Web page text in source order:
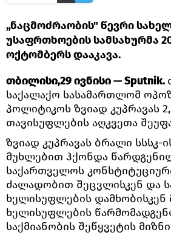
„ნაცმოძრაობის" წევრი
უსაფრთხოების სამსახურმა
ოქტომბერს დააკავა.
თბილისი,29 ივნისი — Sputnik.
საქალაქო სასამართლომ
პოლიტიკოს ზვიად კუპრავას
თავისუფლების აღკვეთა
ზვიად კუპრავას ბრალი სსსკ-
მუხლებით ჰქონდა
საქართველოს
ძალადობით შეცვლისკენ და
ხელისუფლების
ხელისუფლების
საქმიანობის შეწყვეტის